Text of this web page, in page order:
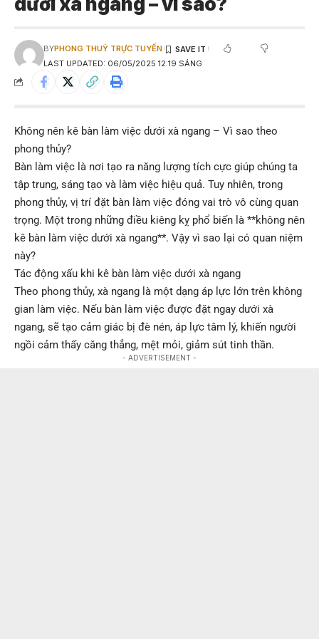
LAST UPDATED: 06/05/2025 12:19 SÁNG
BYPHONG THUỶ TRỰC TUYẾN
Không nên kê bàn làm việc dưới xà ngang – Vì sao theo
phong thủy?
Bàn làm việc là nơi tạo ra năng lượng tích cực giúp chúng ta
tập trung, sáng tạo và làm việc hiệu quả. Tuy nhiên, trong
phong thủy, vị trí đặt bàn làm việc đóng vai trò vô cùng quan
trọng. Một trong những điều kiêng kỵ phổ biến là **không nên
kê bàn làm việc dưới xà ngang**. Vậy vì sao lại có quan niệm
này?
Tác động xấu khi kê bàn làm việc dưới xà ngang
Theo phong thủy, xà ngang là một dạng áp lực lớn trên không
gian làm việc. Nếu bàn làm việc được đặt ngay dưới xà
ngang, sẽ tạo cảm giác bị đè nén, áp lực tâm lý, khiến người
ngồi cảm thấy căng thẳng, mệt mỏi, giảm sút tinh thần.
- ADVERTISEMENT -